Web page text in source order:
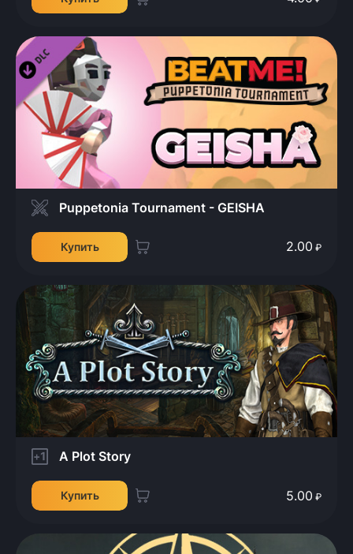
Puppetonia Tournament - GEISHA
Купить 2.00 ₽
A Plot Story
Купить 5.00 ₽